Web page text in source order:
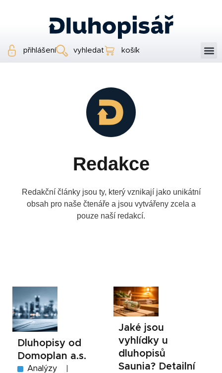
přihlášení vyhledat košík
Redakce
Redakční články jsou ty, který vznikají jako unikátní
obsah pro naše čtenáře a jsou vytvářeny zcela a
pouze naší redakcí.
Dluhopisy od
Domoplan a.s.
Analýzy
Jaké jsou
vyhlídky u
dluhopisů
Saunia? Detailní